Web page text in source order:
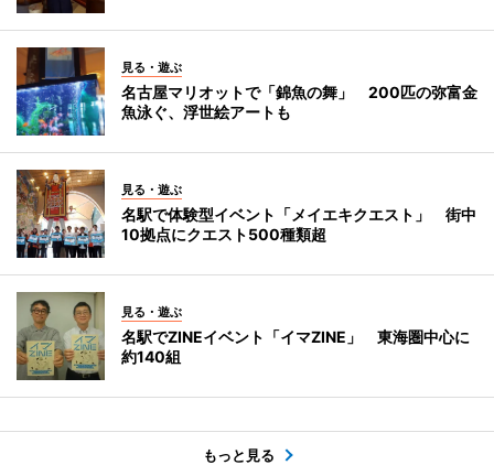
見る・遊ぶ
名古屋マリオットで「錦魚の舞」 200匹の弥富金
魚泳ぐ、浮世絵アートも
見る・遊ぶ
名駅で体験型イベント「メイエキクエスト」 街中
10拠点にクエスト500種類超
見る・遊ぶ
名駅でZINEイベント「イマZINE」 東海圏中心に
約140組
もっと見る